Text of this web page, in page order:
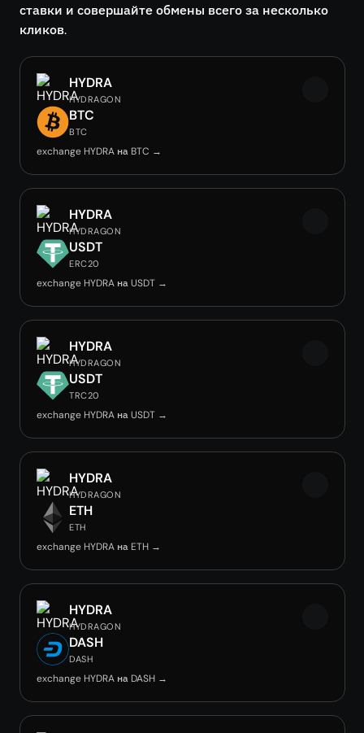
ставки и совершайте обмены всего за несколько
кликов.
HYDRA
HYDRAGON
BTC
BTC
exchange HYDRA на BTC →
HYDRA
HYDRAGON
USDT
ERC20
exchange HYDRA на USDT →
HYDRA
HYDRAGON
USDT
TRC20
exchange HYDRA на USDT →
HYDRA
HYDRAGON
ETH
ETH
exchange HYDRA на ETH →
HYDRA
HYDRAGON
DASH
DASH
exchange HYDRA на DASH →